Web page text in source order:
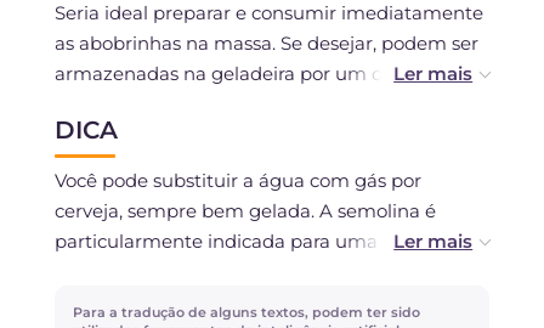
Seria ideal preparar e consumir imediatamente
as abobrinhas na massa. Se desejar, podem ser
armazenadas na geladeira por um dia, mas a
DICA
Você pode substituir a água com gás por
cerveja, sempre bem gelada. A semolina é
particularmente indicada para uma fritura
substituí-la por farinha de trigo. Finalmente,
Para a tradução de alguns textos, podem ter sido